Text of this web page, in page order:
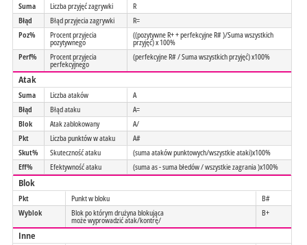
Suma Liczba przyjęć zagrywki
R
Błąd
Błąd przyjecia zagrywki
R=
Poz%
Procent przyjecia
pozytywnego
((pozytywne R+ + perfekcyjne R# )/Suma wszystkich
przyjęć) x 100%
Perf%
Procent przyjecia
perfekcyjnego
(perfekcyjne R# / Suma wszystkich przyjęć) x100%
Atak
Suma Liczba ataków
A
Błąd
Błąd ataku
A=
Blok
Atak zablokowany
A/
Pkt
Liczba punktów w ataku
A#
Skut%
Skuteczność ataku
(suma ataków punktowych/wszystkie ataki)x100%
Eff%
Efektywność ataku (suma as - suma błedów / wszystkie zagrania )x100%
Blok
Pkt Punkt w bloku
B#
Wyblok
Blok po którym drużyna blokująca
może wyprowadzić atak/kontrę/
B+
Inne